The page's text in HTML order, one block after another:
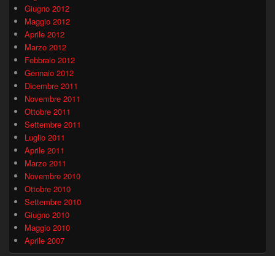
Giugno 2012
Maggio 2012
Aprile 2012
Marzo 2012
Febbraio 2012
Gennaio 2012
Dicembre 2011
Novembre 2011
Ottobre 2011
Settembre 2011
Luglio 2011
Aprile 2011
Marzo 2011
Novembre 2010
Ottobre 2010
Settembre 2010
Giugno 2010
Maggio 2010
Aprile 2007